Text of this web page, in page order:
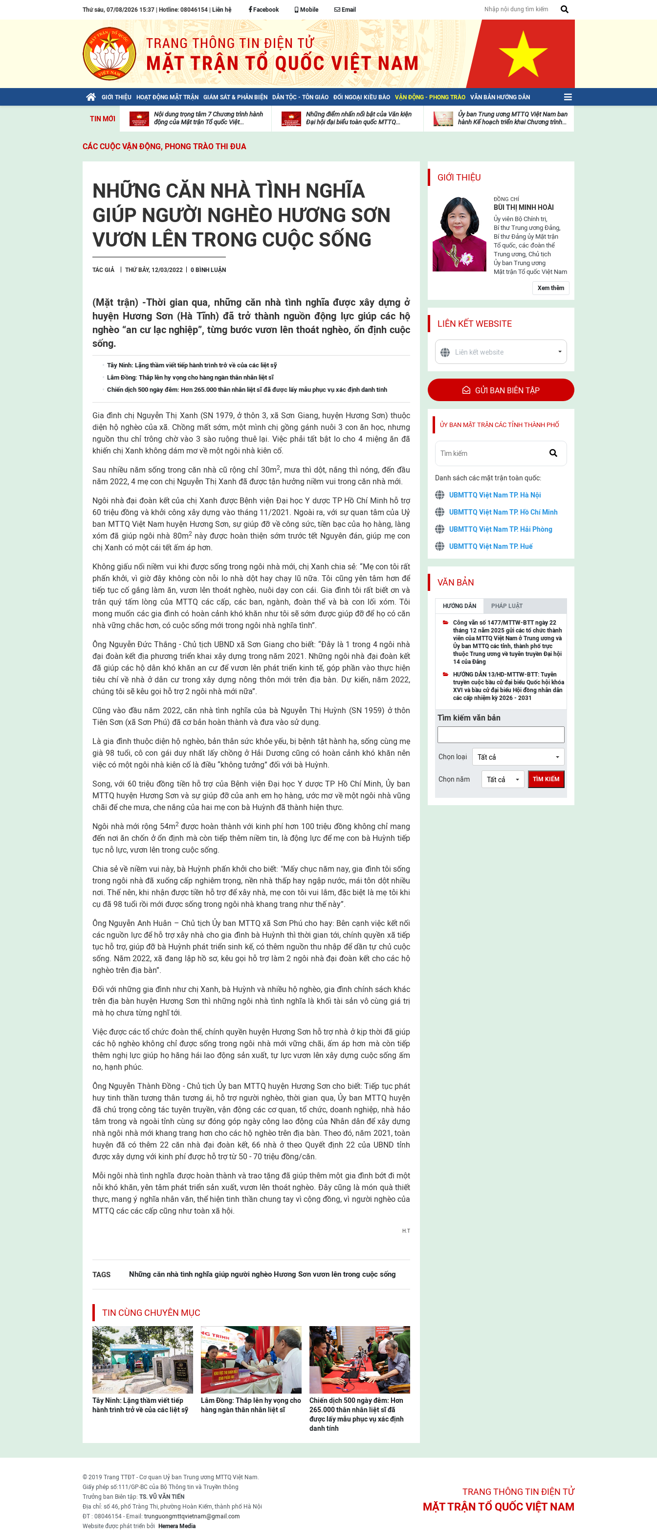
Thứ sáu, 07/08/2026 15:37 | Hotline: 08046154 | Liên hệ Facebook Mobile Email
GIỚI THIỆU HOẠT ĐỘNG MẶT TRẬN GIÁM SÁT & PHẢN BIỆN DÂN TỘC - TÔN GIÁO ĐỐI NGOẠI KIỀU BÀO VẬN ĐỘNG - PHONG TRÀO VĂN BẢN HƯỚNG DẪN
TIN MỚI
Bài viết của Tổng Bí thư Tô Lâm: TIẾN
viện
Nội dung trọng tâm 7 Chương trình hành
động của Mặt trận Tổ quốc Việt...
Những điểm nhấn nổi bật của Văn kiện
Đại hội đại biểu toàn quốc MTTQ...
mặt
trận
Ủy ban Trung ương MTTQ Việt Nam ban
hành Kế hoạch triển khai Chương trình...
CÁC CUỘC VẬN ĐỘNG, PHONG TRÀO THI ĐUA
NHỮNG CĂN NHÀ TÌNH NGHĨA
GIÚP NGƯỜI NGHÈO HƯƠNG SƠN
VƯƠN LÊN TRONG CUỘC SỐNG
TÁC GIẢ THỨ BẢY, 12/03/2022 0 BÌNH LUẬN
(Mặt trận) -Thời gian qua, những căn nhà tình nghĩa được xây dựng ở
huyện Hương Sơn (Hà Tĩnh) đã trở thành nguồn động lực giúp các hộ
nghèo “an cư lạc nghiệp”, từng bước vươn lên thoát nghèo, ổn định cuộc
sống.
Tây Ninh: Lặng thầm viết tiếp hành trình trở về của các liệt sỹ
Lâm Đồng: Thắp lên hy vọng cho hàng ngàn thân nhân liệt sĩ
Chiến dịch 500 ngày đêm: Hơn 265.000 thân nhân liệt sĩ đã được lấy mẫu phục vụ xác định danh tính
Gia đình chị Nguyễn Thị Xanh (SN 1979, ở thôn 3, xã Sơn Giang, huyện Hương Sơn) thuộc
diện hộ nghèo của xã. Chồng mất sớm, một mình chị gồng gánh nuôi 3 con ăn học, nhưng
nguồn thu chỉ trông chờ vào 3 sào ruộng thuê lại. Việc phải tất bật lo cho 4 miệng ăn đã
khiến chị Xanh không dám mơ về một ngôi nhà kiên cố.
Sau nhiều năm sống trong căn nhà cũ rộng chỉ 30m2, mưa thì dột, nắng thì nóng, đến đầu
năm 2022, 4 mẹ con chị Nguyễn Thị Xanh đã được tận hưởng niềm vui trong căn nhà mới.
Ngôi nhà đại đoàn kết của chị Xanh được Bệnh viện Đại học Y dược TP Hồ Chí Minh hỗ trợ
60 triệu đồng và khởi công xây dựng vào tháng 11/2021. Ngoài ra, với sự quan tâm của Uỷ
ban MTTQ Việt Nam huyện Hương Sơn, sự giúp đỡ về công sức, tiền bạc của họ hàng, làng
xóm đã giúp ngôi nhà 80m2này được hoàn thiện sớm trước tết Nguyên đán, giúp mẹ con
chị Xanh có một cái tết ấm áp hơn.
Không giấu nổi niềm vui khi được sống trong ngôi nhà mới, chị Xanh chia sẻ: “Mẹ con tôi rất
phấn khởi, vì giờ đây không còn nỗi lo nhà dột hay chạy lũ nữa. Tôi cũng yên tâm hơn để
tiếp tục cố gắng làm ăn, vươn lên thoát nghèo, nuôi dạy con cái. Gia đình tôi rất biết ơn và
trân quý tấm lòng của MTTQ các cấp, các ban, ngành, đoàn thể và bà con lối xóm. Tôi
mong muốn các gia đình có hoàn cảnh khó khăn như tôi sẽ sớm được giúp đỡ để họ có căn
nhà vững chắc hơn, có cuộc sống mới trong ngôi nhà nghĩa tình”.
Ông Nguyễn Đức Thắng - Chủ tịch UBND xã Sơn Giang cho biết: “Đây là 1 trong 4 ngôi nhà
đại đoàn kết địa phương triển khai xây dựng trong năm 2021. Những ngôi nhà đại đoàn kết
đã giúp các hộ dân khó khăn an cư để vươn lên phát triển kinh tế, góp phần vào thực hiện
tiêu chí về nhà ở dân cư trong xây dựng nông thôn mới trên địa bàn. Dự kiến, năm 2022,
chúng tôi sẽ kêu gọi hỗ trợ 2 ngôi nhà mới nữa”.
Cũng vào đầu năm 2022, căn nhà tình nghĩa của bà Nguyễn Thị Huỳnh (SN 1959) ở thôn
Tiên Sơn (xã Sơn Phú) đã cơ bản hoàn thành và đưa vào sử dụng.
Là gia đình thuộc diện hộ nghèo, bản thân sức khỏe yếu, bị bệnh tật hành hạ, sống cùng mẹ
già 98 tuổi, cô con gái duy nhất lấy chồng ở Hải Dương cũng có hoàn cảnh khó khăn nên
việc có một ngôi nhà kiên cố là điều “không tưởng” đối với bà Huỳnh.
Song, với 60 triệu đồng tiền hỗ trợ của Bệnh viện Đại học Y dược TP Hồ Chí Minh, Ủy ban
MTTQ huyện Hương Sơn và sự giúp đỡ của anh em họ hàng, ước mơ về một ngôi nhà vũng
chãi để che mưa, che nắng của hai mẹ con bà Huỳnh đã thành hiện thực.
Ngôi nhà mới rộng 54m2được hoàn thành với kinh phí hơn 100 triệu đồng không chỉ mang
đến nơi ăn chốn ở ổn định mà còn tiếp thêm niềm tin, là động lực để mẹ con bà Huỳnh tiếp
tục nỗ lực, vươn lên trong cuộc sống.
Chia sẻ về niềm vui này, bà Huỳnh phấn khởi cho biết: "Mấy chục năm nay, gia đình tôi sống
trong ngôi nhà đã xuống cấp nghiêm trọng, nền nhà thấp hay ngập nước, mái tôn dột nhiều
nơi. Thế nên, khi nhận được tiền hỗ trợ để xây nhà, mẹ con tôi vui lắm, đặc biệt là mẹ tôi khi
cụ đã 98 tuổi rồi mới được sống trong ngôi nhà khang trang như thế này”.
Ông Nguyễn Anh Huân – Chủ tịch Ủy ban MTTQ xã Sơn Phú cho hay: Bên cạnh việc kết nối
các nguồn lực để hỗ trợ xây nhà cho gia đình bà Huỳnh thì thời gian tới, chính quyền xã tiếp
tục hỗ trợ, giúp đỡ bà Huỳnh phát triển sinh kế, có thêm nguồn thu nhập để dần tự chủ cuộc
sống. Năm 2022, xã đang lập hồ sơ, kêu gọi hỗ trợ làm 2 ngôi nhà đại đoàn kết cho các hộ
nghèo trên địa bàn”.
Đối với những gia đình như chị Xanh, bà Huỳnh và nhiều hộ nghèo, gia đình chính sách khác
trên địa bàn huyện Hương Sơn thì những ngôi nhà tình nghĩa là khối tài sản vô cùng giá trị
mà họ chưa từng nghĩ tới.
Việc được các tổ chức đoàn thể, chính quyền huyện Hương Sơn hỗ trợ nhà ở kịp thời đã giúp
các hộ nghèo không chỉ được sống trong ngôi nhà mới vững chãi, ấm áp hơn mà còn tiếp
thêm nghị lực giúp họ hăng hái lao động sản xuất, tự lực vươn lên xây dựng cuộc sống ấm
no, hạnh phúc.
Ông Nguyễn Thành Đồng - Chủ tịch Ủy ban MTTQ huyện Hương Sơn cho biết: Tiếp tục phát
huy tinh thần tương thân tương ái, hỗ trợ người nghèo, thời gian qua, Ủy ban MTTQ huyện
đã chú trọng công tác tuyên truyền, vận động các cơ quan, tổ chức, doanh nghiệp, nhà hảo
tâm trong và ngoài tỉnh cùng sự đóng góp ngày công lao động của Nhân dân để xây dựng
nhà ngôi nhà mới khang trang hơn cho các hộ nghèo trên địa bàn. Theo đó, năm 2021, toàn
huyện đã có thêm 22 căn nhà đại đoàn kết, 66 nhà ở theo Quyết định 22 của UBND tỉnh
được xây dựng với kinh phí được hỗ trợ từ 50 - 70 triệu đồng/căn.
Mỗi ngôi nhà tình nghĩa được hoàn thành và trao tặng đã giúp thêm một gia đình bớt đi một
nỗi khó khăn, yên tâm phát triển sản xuất, vươn lên thoát nghèo. Đây cũng là món quà thiết
thực, mang ý nghĩa nhân văn, thể hiện tinh thần chung tay vì cộng đồng, vì người nghèo của
MTTQ các các cấp cũng như toàn xã hội.
H.T
TAGS Những căn nhà tình nghĩa giúp người nghèo Hương Sơn vươn lên trong cuộc sống
TIN CÙNG CHUYÊN MỤC
Tây Ninh: Lặng thầm viết tiếp
hành trình trở về của các liệt sỹ
Lâm Đồng: Thắp lên hy vọng cho
hàng ngàn thân nhân liệt sĩ
Chiến dịch 500 ngày đêm: Hơn
265.000 thân nhân liệt sĩ đã
được lấy mẫu phục vụ xác định
danh tính
GIỚI THIỆU
ĐỒNG CHÍ
BÙI THỊ MINH HOÀI
Ủy viên Bộ Chính trị,
Bí thư Trung ương Đảng,
Bí thư Đảng ủy Mặt trận
Tổ quốc, các đoàn thể
Trung ương, Chủ tịch
Ủy ban Trung ương
Mặt trận Tổ quốc Việt Nam
Xem thêm
LIÊN KẾT WEBSITE
GỬI BAN BIÊN TẬP
ỦY BAN MẶT TRẬN CÁC TỈNH THÀNH PHỐ
Danh sách các mặt trận toàn quốc:
UBMTTQ Việt Nam TP. Hà Nội
UBMTTQ Việt Nam TP. Hồ Chí Minh
UBMTTQ Việt Nam TP. Hải Phòng
UBMTTQ Việt Nam TP. Huế
UBMTTQ Việt Nam TP. Cần Thơ
UBMTTQ Việt Nam tỉnh Quảng Ninh
UBMTTQ Việt Nam tỉnh Cao Bằng
UBMTTQ Việt Nam tỉnh Lạng Sơn
UBMTTQ Việt Nam tỉnh Lai Châu
UBMTTQ Việt Nam tỉnh Điện Biên
UBMTTQ Việt Nam tỉnh Sơn La
UBMTTQ Việt Nam tỉnh Thanh Hóa
UBMTTQ Việt Nam tỉnh Nghệ An
UBMTTQ Việt Nam tỉnh Lào Cai
UBMTTQ Việt Nam tỉnh Thái Nguyên
VĂN BẢN
HƯỚNG DẪN PHÁP LUẬT
Công văn số 1477/MTTW-BTT ngày 22
tháng 12 năm 2025 gửi các tổ chức thành
viên của MTTQ Việt Nam ở Trung ương và
Ủy ban MTTQ các tỉnh, thành phố trực
thuộc Trung ương về tuyên truyền Đại hội
14 của Đảng
HƯỚNG DẪN 13/HD-MTTW-BTT: Tuyên
truyền cuộc bầu cử đại biểu Quốc hội khóa
XVI và bầu cử đại biểu Hội đồng nhân dân
các cấp nhiệm kỳ 2026 - 2031
Tìm kiếm văn bản
Chọn loại
Chọn năm TÌM KIẾM
© 2019 Trang TTĐT - Cơ quan Uỷ ban Trung ương MTTQ Việt Nam.
Giấy phép số:111/GP-BC của Bộ Thông tin và Truyền thông
Trưởng ban Biên tập: TS. VŨ VĂN TIẾN
Địa chỉ: số 46, phố Tràng Thi, phường Hoàn Kiếm, thành phố Hà Nội
ĐT : 08046154 - Email: trunguongmttqvietnam@gmail.com
Website được phát triển bởi Hemera Media
TRANG THÔNG TIN ĐIỆN TỬ­
MẶT TRẬN TỔ QUỐC VIỆT NAM